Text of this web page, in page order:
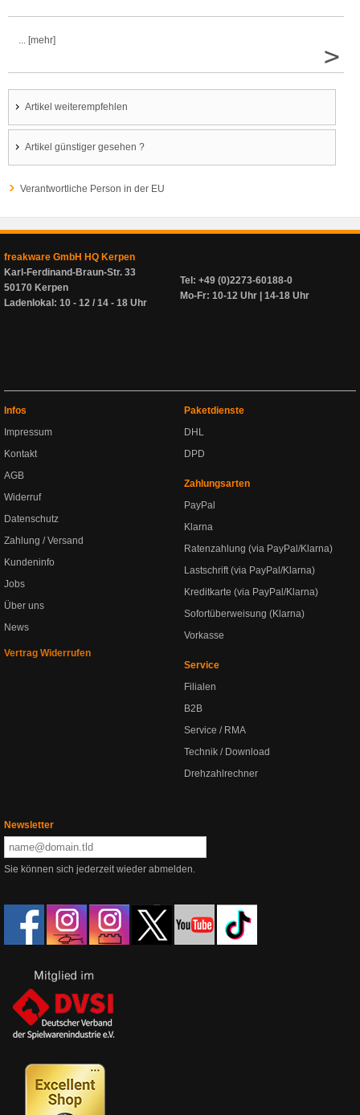
... [mehr]
>
Artikel weiterempfehlen
Artikel günstiger gesehen ?
Verantwortliche Person in der EU
freakware GmbH HQ Kerpen
Karl-Ferdinand-Braun-Str. 33
50170 Kerpen
Ladenlokal: 10 - 12 / 14 - 18 Uhr
Tel: +49 (0)2273-60188-0
Mo-Fr: 10-12 Uhr | 14-18 Uhr
Infos
Impressum
Kontakt
AGB
Widerruf
Datenschutz
Zahlung / Versand
Kundeninfo
Jobs
Über uns
News
Vertrag Widerrufen
Paketdienste
DHL
DPD
Zahlungsarten
PayPal
Klarna
Ratenzahlung (via PayPal/Klarna)
Lastschrift (via PayPal/Klarna)
Kreditkarte (via PayPal/Klarna)
Sofortüberweisung (Klarna)
Vorkasse
Service
Filialen
B2B
Service / RMA
Technik / Download
Drehzahlrechner
Newsletter
Sie können sich jederzeit wieder abmelden.